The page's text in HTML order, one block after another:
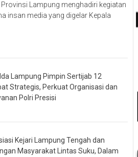
Provinsi Lampung menghadiri kegiatan
insan media yang digelar Kepala
Lampung Pimpin Sertijab 12
Strategis, Perkuat Organisasi dan
Polri Presisi
Kejari Lampung Tengah dan
Masyarakat Lintas Suku, Dalam